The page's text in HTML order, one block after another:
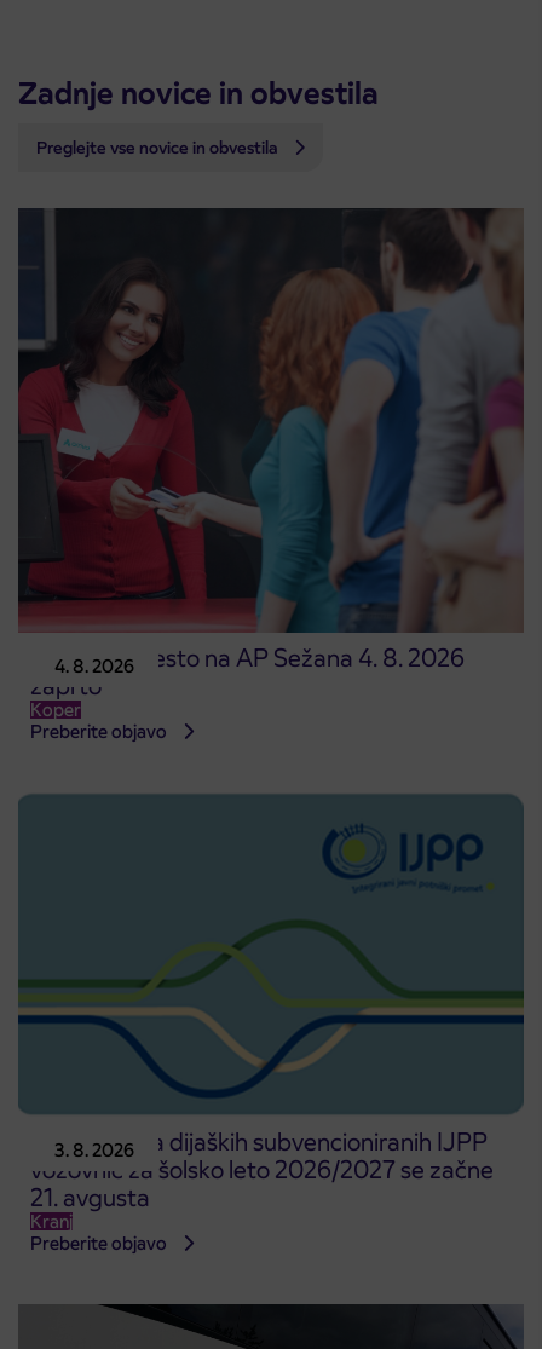
Zadnje novice in obvestila
Preglejte vse novice in obvestila
4. 8. 2026
Prodajno mesto na AP Sežana 4. 8. 2026
zaprto
Koper
Preberite objavo
3. 8. 2026
Predprodaja dijaških subvencioniranih IJPP
vozovnic za šolsko leto 2026/2027 se začne
21. avgusta
Kranj
Preberite objavo